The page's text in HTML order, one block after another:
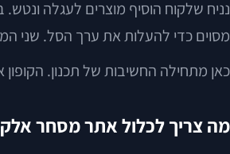
מסוים כדי להעלות את ערך הסל. שני
כאן מתחילה החשיבות של תכנון.
מה צריך לכלול אתר מסחר